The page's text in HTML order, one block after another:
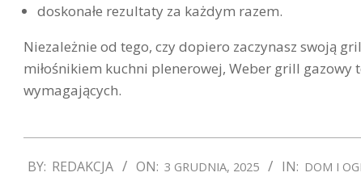
doskonałe rezultaty za każdym razem.
Niezależnie od tego, czy dopiero zaczynasz swoją
miłośnikiem kuchni plenerowej, Weber grill
wymagających.
12-
BY: REDAKCJA ON: 3 GRUDNIA, 2025 IN: DOM I